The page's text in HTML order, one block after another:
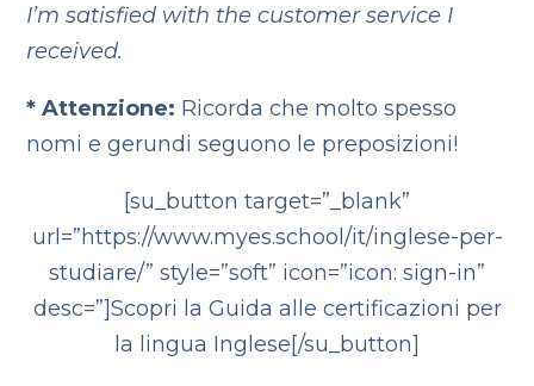
I’m satisfied with the customer service I
received.
* Attenzione: Ricorda che molto spesso
nomi e gerundi seguono le preposizioni!
[su_button target=”_blank”
url=”https://www.myes.school/it/inglese-per-
studiare/” style=”soft” icon=”icon: sign-in”
desc=”]Scopri la Guida alle certificazioni per
la lingua Inglese[/su_button]